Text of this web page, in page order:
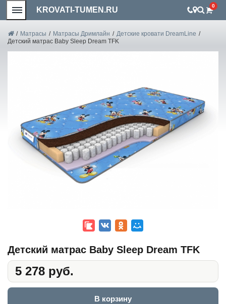
KROVATI-TUMEN.RU 0
/ Матрасы / Матрасы Дримлайн / Детские кровати DreamLine /
Детский матрас Baby Sleep Dream TFK
Детский матрас Baby Sleep Dream TFK
5 278 руб.
В корзину